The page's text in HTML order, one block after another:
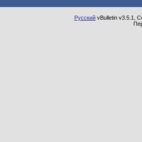
Русский vBulletin v3.5.1,